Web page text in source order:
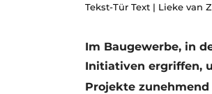
Podcasts
Geschichte
Ein
Tekst-Tür Text | Lieke van
Im Baugewerbe, in
Initiativen ergriffen,
Projekte